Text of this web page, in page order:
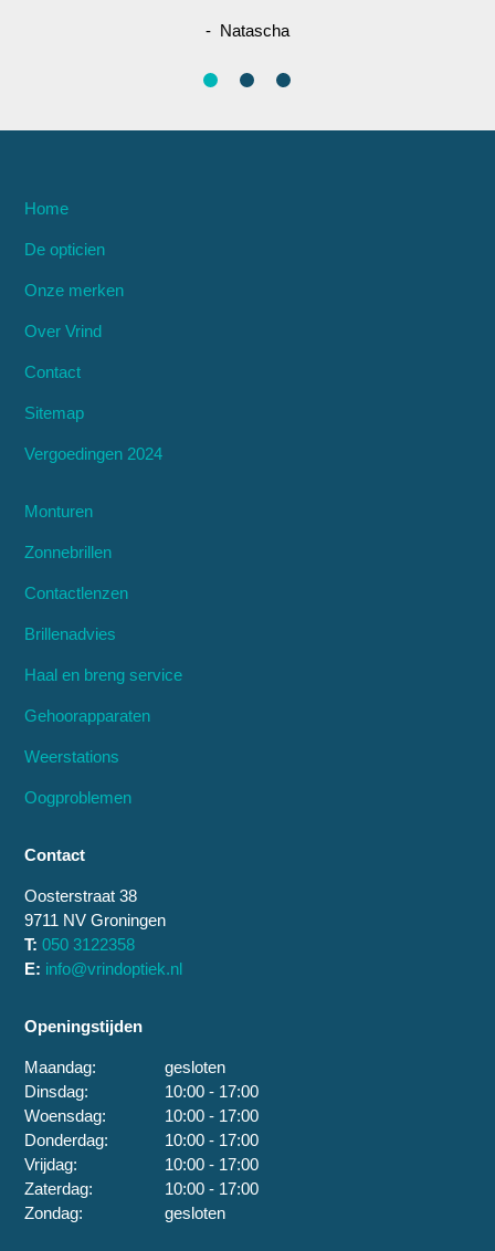
- Natascha
Home
De opticien
Onze merken
Over Vrind
Contact
Sitemap
Vergoedingen 2024
Monturen
Zonnebrillen
Contactlenzen
Brillenadvies
Haal en breng service
Gehoorapparaten
Weerstations
Oogproblemen
Contact
Oosterstraat 38
9711 NV Groningen
T: 050 3122358
E: info@vrindoptiek.nl
Openingstijden
Maandag:
gesloten
Dinsdag:
10:00 - 17:00
Woensdag:
10:00 - 17:00
Donderdag:
10:00 - 17:00
Vrijdag:
10:00 - 17:00
Zaterdag:
10:00 - 17:00
Zondag:
gesloten